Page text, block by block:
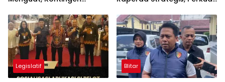
Seleksi PORPAMNAS 2026
Perangkat Daerah
Legislatif Blitar